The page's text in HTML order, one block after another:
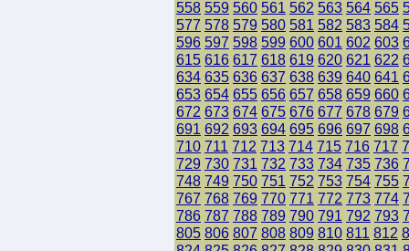
558 559 560 561 562 563 564 565
577 578 579 580 581 582 583 584
596 597 598 599 600 601 602 603
615 616 617 618 619 620 621 622
634 635 636 637 638 639 640 641
653 654 655 656 657 658 659 660
672 673 674 675 676 677 678 679
691 692 693 694 695 696 697 698
710 711 712 713 714 715 716 717
729 730 731 732 733 734 735 736
748 749 750 751 752 753 754 755
767 768 769 770 771 772 773 774
786 787 788 789 790 791 792 793
805 806 807 808 809 810 811 812